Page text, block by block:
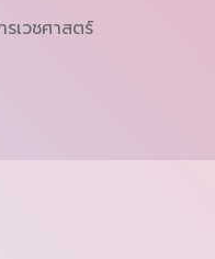
รเวชศาสตร์